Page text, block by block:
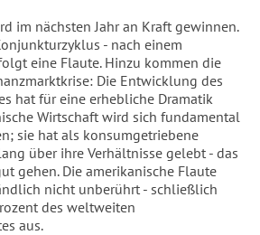
im nächsten Jahr an Kraft gewinnen.
- nach einem
eine Flaute. Hinzu kommen die
Die Entwicklung des
hat für eine erhebliche Dramatik
Wirtschaft wird sich fundamental
sie hat als konsumgetriebene
über ihre Verhältnisse gelebt - das
gehen. Die amerikanische Flaute
nicht unberührt - schließlich
des weltweiten
aus.